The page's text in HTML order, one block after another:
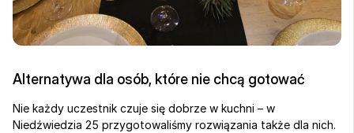
Alternatywa dla osób, które nie chcą gotować
Nie każdy uczestnik czuje się dobrze w kuchni – w
Niedźwiedzia 25 przygotowaliśmy rozwiązania także dla nich.